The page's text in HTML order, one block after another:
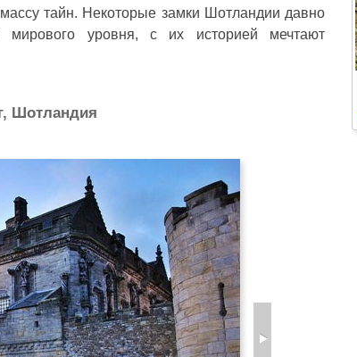
тайн. Некоторые замки Шотландии давно
мирового уровня, с их историей мечтают
Шотландия